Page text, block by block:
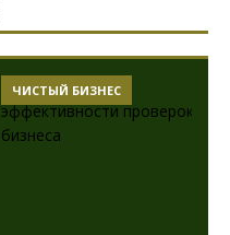
ЧИСТЫЙ БИЗНЕС